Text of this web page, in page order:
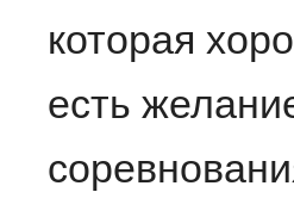
которая
есть